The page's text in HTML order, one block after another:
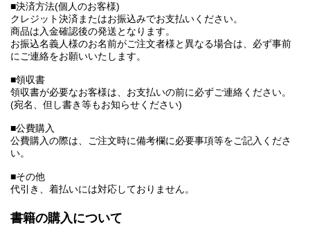
■決済方法(個人のお客様)
クレジット決済またはお振込みでお支払いください。
商品は入金確認後の発送となります。
お振込名義人様のお名前がご注文者様と異なる場合は、必ず事前
にご連絡をお願いいたします。
■領収書
領収書が必要なお客様は、お支払いの前に必ずご連絡ください。
(宛名、但し書き等もお知らせください)
■公費購入
公費購入の際は、ご注文時に備考欄に必要事項等をご記入くださ
い。
■その他
代引き、着払いには対応しておりません。
書籍の購入について